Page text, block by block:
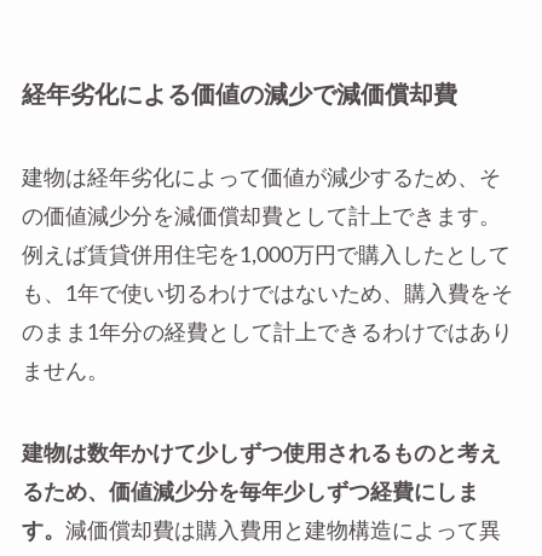
経年劣化による価値の減少で減価償却費
建物は経年劣化によって価値が減少するため、そ
の価値減少分を減価償却費として計上できます。
例えば賃貸併用住宅を1,000万円で購入したとして
も、1年で使い切るわけではないため、購入費をそ
のまま1年分の経費として計上できるわけではあり
ません。
建物は数年かけて少しずつ使用されるものと考え
るため、価値減少分を毎年少しずつ経費にしま
す。 減価償却費は購入費用と建物構造によって異